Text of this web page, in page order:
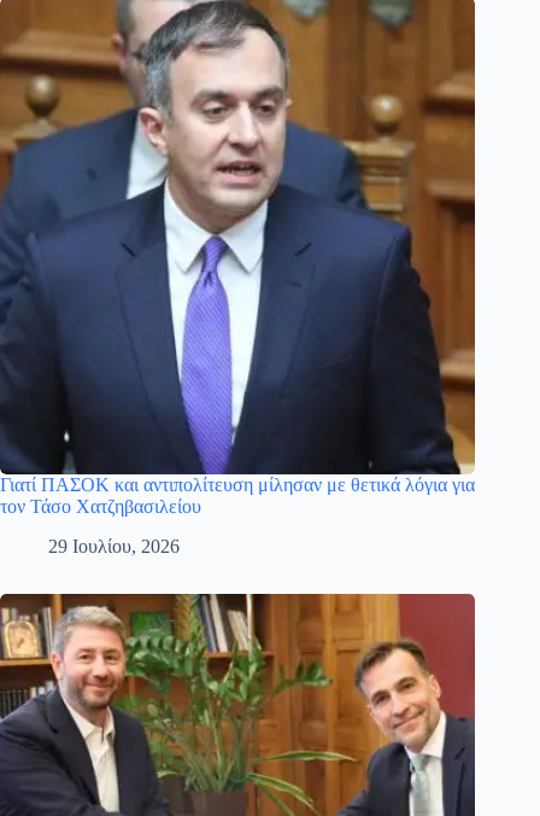
Γιατί ΠΑΣΟΚ και αντιπολίτευση μίλησαν με θετικά λόγια για
τον Τάσο Χατζηβασιλείου
29 Ιουλίου, 2026